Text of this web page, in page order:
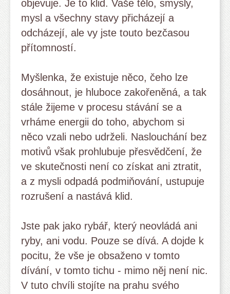
objevuje. Je to klid. Vaše tělo, smysly,
mysl a všechny stavy přicházejí a
odcházejí, ale vy jste touto bezčasou
přítomností.
Myšlenka, že existuje něco, čeho lze
dosáhnout, je hluboce zakořeněná, a tak
stále žijeme v procesu stávání se a
vrháme energii do toho, abychom si
něco vzali nebo udrželi. Naslouchání bez
motivů však prohlubuje přesvědčení, že
ve skutečnosti není co získat ani ztratit,
a z mysli odpadá podmiňování, ustupuje
rozrušení a nastává klid.
Jste pak jako rybář, který neovládá ani
ryby, ani vodu. Pouze se dívá. A dojde k
pocitu, že vše je obsaženo v tomto
dívání, v tomto tichu - mimo něj není nic.
V tuto chvíli stojíte na prahu svého